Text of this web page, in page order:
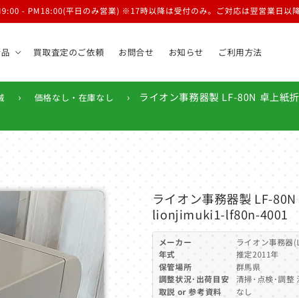
- PM18:00(平日のみ営業) ※17時以降は受付のみ。ご対応は翌営業日以降
買取査定のご依頼 お問合せ お知らせ ご利用方法
› 価格なし・在庫なし ›
ライオン事務器製 LF-80N 卓上紙
ライオン事務器製 LF-
lionjimuki1-lf80n-4001
メーカー
ライオン事務器
年式
推定2011年
保管場所
群馬県
調整状況･出荷目安
清掃･点検･調整
取説 or 参考資料
なし